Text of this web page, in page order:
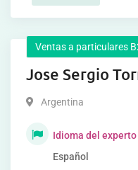
Ventas a particulares
Jose Sergio
Argentina
Idioma del experto
Español